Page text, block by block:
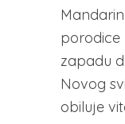
porodice
zapadu
Novog
obiluje